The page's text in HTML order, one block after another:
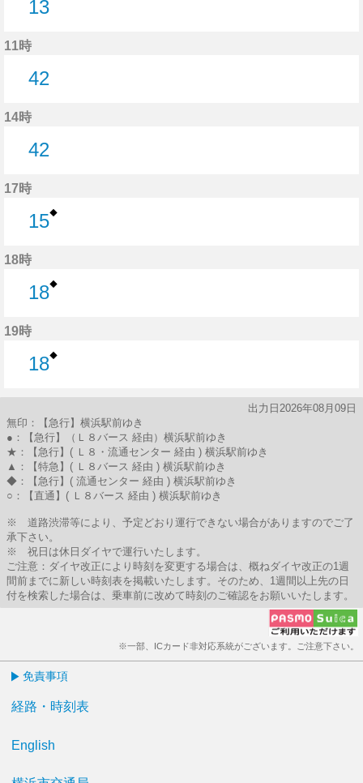
13
11時
42
14時
42
17時
15◆
18時
18◆
19時
18◆
出力日2026年08月09日
無印：【急行】横浜駅前ゆき
●：【急行】（Ｌ８バース 経由）横浜駅前ゆき
★：【急行】( Ｌ８・流通センター 経由 ) 横浜駅前ゆき
▲：【特急】( Ｌ８バース 経由 ) 横浜駅前ゆき
◆：【急行】( 流通センター 経由 ) 横浜駅前ゆき
○：【直通】( Ｌ８バース 経由 ) 横浜駅前ゆき
※ 道路渋滞等により、予定どおり運行できない場合がありますのでご了
承下さい。
※ 祝日は休日ダイヤで運行いたします。
ご注意：ダイヤ改正により時刻を変更する場合は、概ねダイヤ改正の1週
間前までに新しい時刻表を掲載いたします。そのため、1週間以上先の日
付を検索した場合は、乗車前に改めて時刻のご確認をお願いいたします。
※一部、ICカード非対応系統がございます。ご注意下さい。
免責事項
経路・時刻表
English